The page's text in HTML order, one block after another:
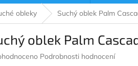
obleky Suchý oblek Palm
oblek Palm
Podrobnosti hodnocení